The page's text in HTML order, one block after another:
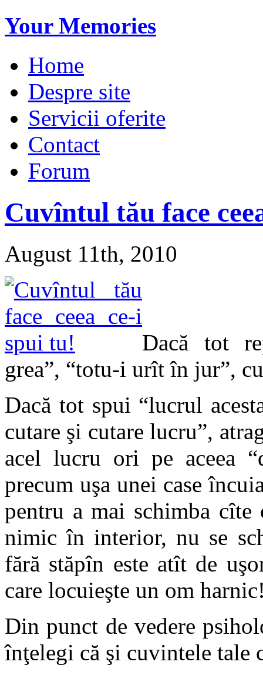
Your Memories
Home
Despre site
Servicii oferite
Contact
Forum
Cuvîntul tău face
August 11th, 2010
Dacă tot
grea”, “totu-i urît în jur”,
Dacă tot spui “lucrul
cutare şi cutare lucru”,
acel lucru ori pe aceea
precum uşa unei case
pentru a mai schimba
nimic în interior, nu se
fără stăpîn este atît de
care locuieşte un om
Din punct de vedere
înţelegi că şi cuvintele tale